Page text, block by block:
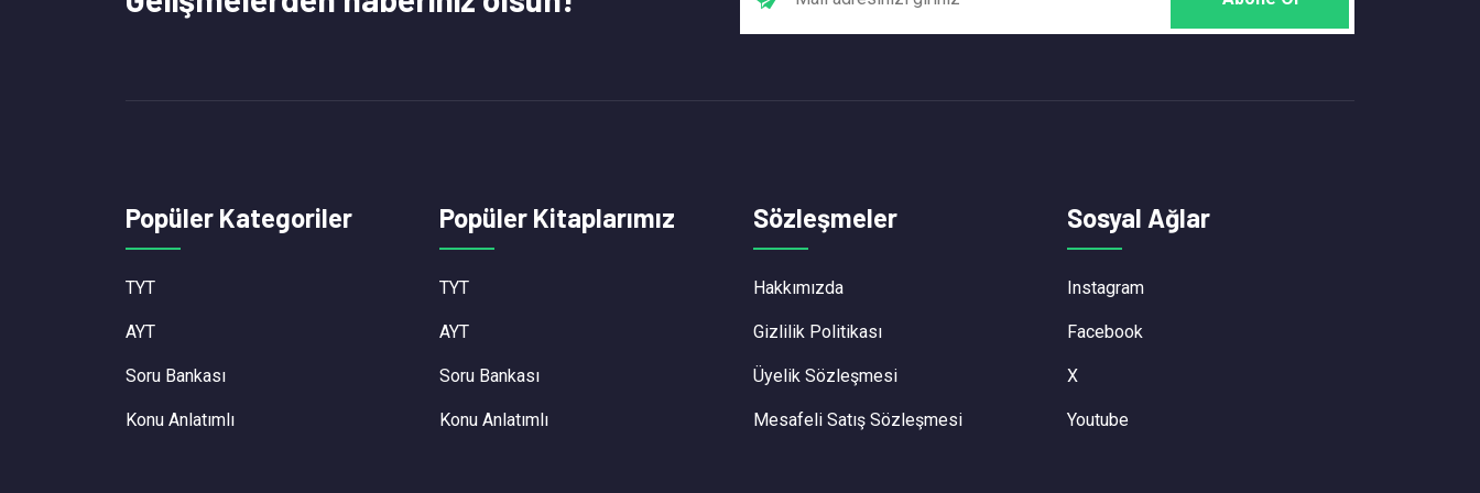
Popüler Kategoriler
TYT
AYT
Soru Bankası
Konu Anlatımlı
Popüler Kitaplarımız
TYT
AYT
Soru Bankası
Konu Anlatımlı
Sözleşmeler
Hakkımızda
Gizlilik Politikası
Üyelik Sözleşmesi
Mesafeli Satış Sözleşmesi
Sosyal Ağlar
Instagram
Facebook
X
Youtube